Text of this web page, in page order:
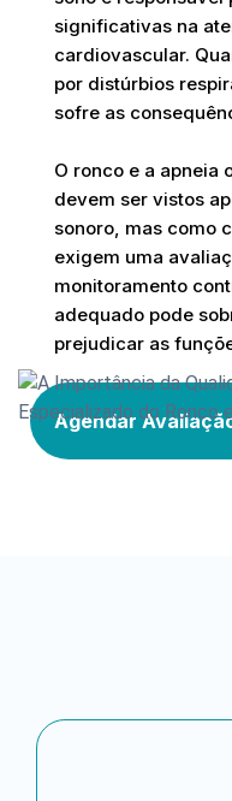
significativas na
cardiovascular.
por distúrbios
sofre as
O ronco e a apneia
devem ser vistos
sonoro, mas como
exigem uma
monitoramento
adequado pode
prejudicar as
Agendar